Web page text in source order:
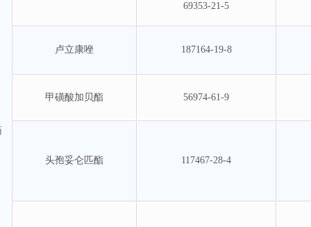
69353-21-5
卢立康唑 187164-19-8
甲磺酸加贝酯 56974-61-9
头孢妥仑匹酯 117467-28-4